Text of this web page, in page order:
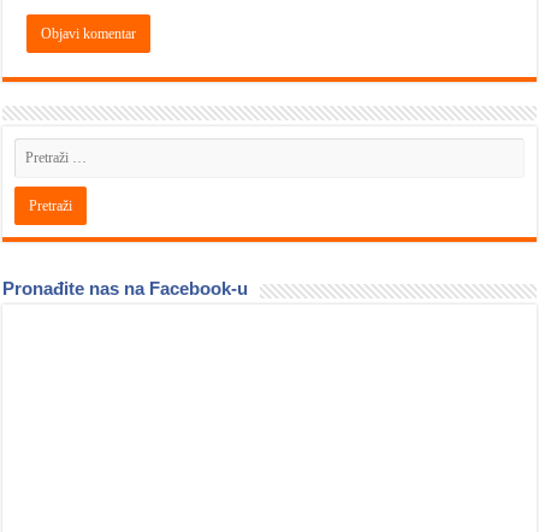
Pronađite nas na Facebook-u